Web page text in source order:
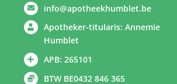
info@apotheekhumblet.be
Apotheker-titularis: Annemie
Humblet
APB: 265101
BTW BE0432 846 365